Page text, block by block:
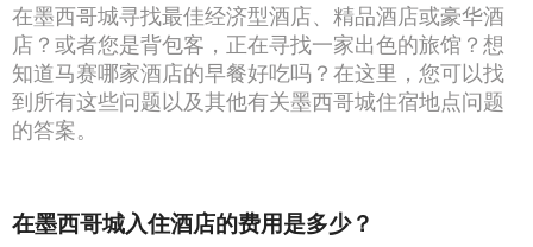
在墨西哥城寻找最佳经济型酒店、精品酒店或豪华酒
店？或者您是背包客，正在寻找一家出色的旅馆？想
知道马赛哪家酒店的早餐好吃吗？在这里，您可以找
到所有这些问题以及其他有关墨西哥城住宿地点问题
的答案。
在墨西哥城入住酒店的费用是多少？